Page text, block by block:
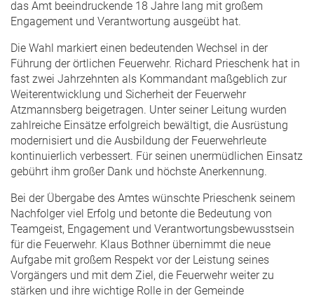
das Amt beeindruckende 18 Jahre lang mit großem
Engagement und Verantwortung ausgeübt hat.
Die Wahl markiert einen bedeutenden Wechsel in der
Führung der örtlichen Feuerwehr. Richard Prieschenk hat in
fast zwei Jahrzehnten als Kommandant maßgeblich zur
Weiterentwicklung und Sicherheit der Feuerwehr
Atzmannsberg beigetragen. Unter seiner Leitung wurden
zahlreiche Einsätze erfolgreich bewältigt, die Ausrüstung
modernisiert und die Ausbildung der Feuerwehrleute
kontinuierlich verbessert. Für seinen unermüdlichen Einsatz
gebührt ihm großer Dank und höchste Anerkennung.
Bei der Übergabe des Amtes wünschte Prieschenk seinem
Nachfolger viel Erfolg und betonte die Bedeutung von
Teamgeist, Engagement und Verantwortungsbewusstsein
für die Feuerwehr. Klaus Bothner übernimmt die neue
Aufgabe mit großem Respekt vor der Leistung seines
Vorgängers und mit dem Ziel, die Feuerwehr weiter zu
stärken und ihre wichtige Rolle in der Gemeinde